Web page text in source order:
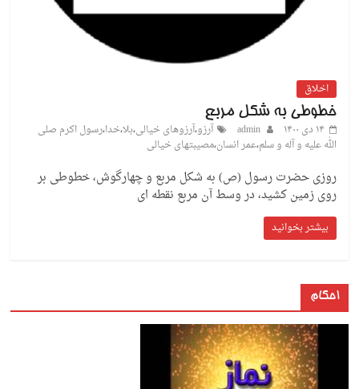
اخلاق
خطوطی به شکل مربع
۱۴ دی ۱۴۰۰
admin آرزو،آرزوهای خیالی،بلا،خدا،رسول اکرم صلی
الله علیه و آله و سلم،عمر انسان،مصیبتهای خیالی
روزی حضرت رسول (ص) به شکل مربع و چهارگوش، خطوطی بر
روی زمین کشید، در وسط آن مربع نقطه ای
بیشتر بخوانید
احکام